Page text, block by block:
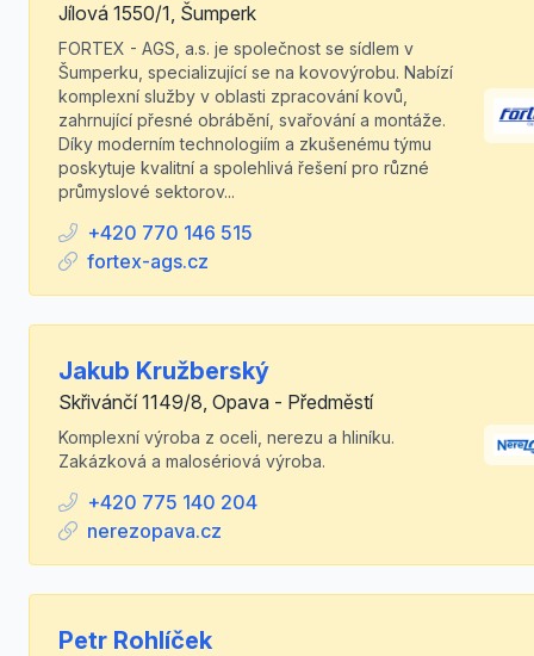
Jílová 1550/1, Šumperk
FORTEX - AGS, a.s. je společnost se sídlem v
Šumperku, specializující se na kovovýrobu. Nabízí
komplexní služby v oblasti zpracování kovů,
zahrnující přesné obrábění, svařování a montáže.
Díky moderním technologiím a zkušenému týmu
poskytuje kvalitní a spolehlivá řešení pro různé
průmyslové sektorov...
+420 770 146 515
fortex-ags.cz
Jakub Kružberský
Skřivánčí 1149/8, Opava - Předměstí
Komplexní výroba z oceli, nerezu a hliníku.
Zakázková a malosériová výroba.
+420 775 140 204
nerezopava.cz
Petr Rohlíček